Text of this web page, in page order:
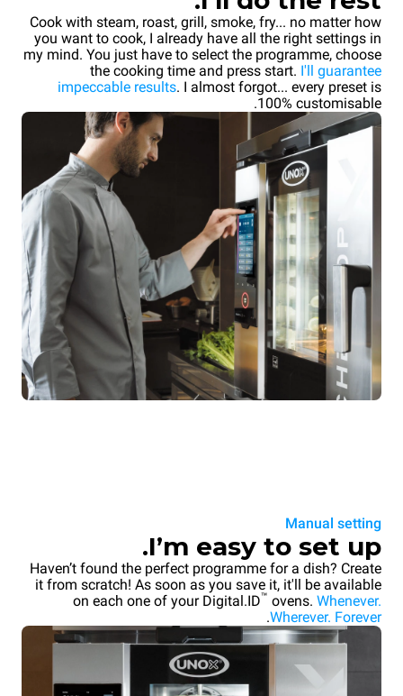
Cook with steam, roast, grill, smoke, fry... no matter how
you want to cook, I already have all the right settings in
my mind. You just have to select the programme, choose
the cooking time and press start. I'll guarantee
impeccable results. I almost forgot... every preset is
100% customisable.
Manual setting
I’m easy to set up.
Haven’t found the perfect programme for a dish? Create
it from scratch! As soon as you save it, it'll be available
on each one of your Digital.ID™ ovens. Whenever.
Wherever. Forever
.